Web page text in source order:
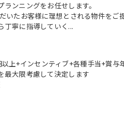
ンニングをお任せします。
たお客様に理想とされる物件をご
丁寧に指導していく...
上+インセンティブ+各種手当+賞与
大限考慮して決定します